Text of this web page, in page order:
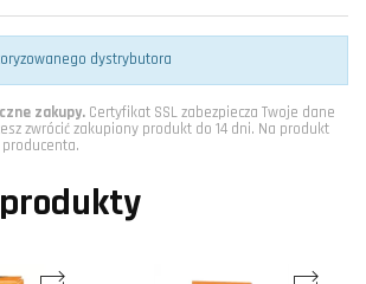
dystrybutora
zakupy. Certyfikat SSL zabezpiecza Twoje dane
zwrócić zakupiony produkt do 14 dni. Na produkt